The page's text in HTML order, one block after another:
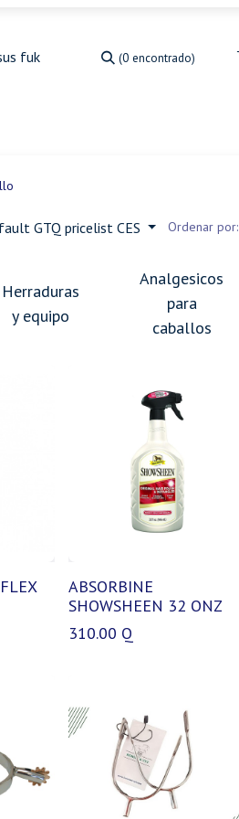
(0 encontrado)
GTQ pricelist CES Ordenar por:
Herraduras
y equipo
Analgesicos
para
caballos
ABSORBINE
SHOWSHEEN 32 ONZ
310.00 Q